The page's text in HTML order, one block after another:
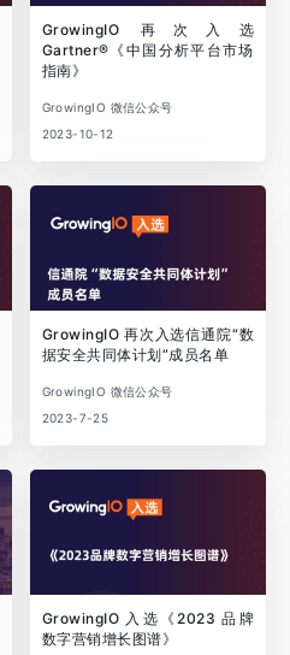
GrowingIO 再次入选
Gartner®《中国分析平台市场
指南》
GrowingIO 微信公众号
2023-10-12
GrowingIO 再次入选信通院“数
据安全共同体计划”成员名单
GrowingIO 微信公众号
2023-7-25
GrowingIO 入选《2023 品牌
数字营销增长图谱》